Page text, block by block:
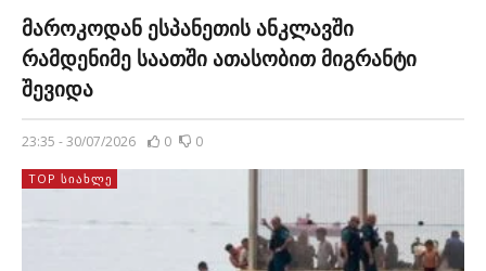
მაროკოდან ესპანეთის ანკლავში
რამდენიმე საათში ათასობით მიგრანტი
შევიდა
23:35 - 30/07/2026 0 0
TOP ᲡᲘᲐᲮᲚᲔ